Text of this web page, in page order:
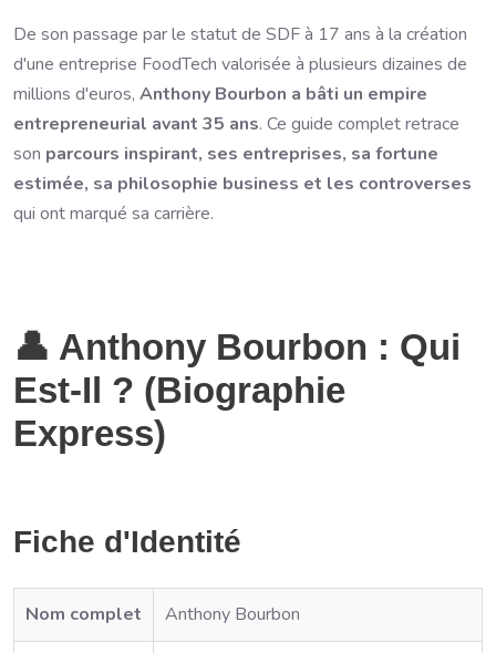
De son passage par le statut de SDF à 17 ans à la création
d'une entreprise FoodTech valorisée à plusieurs dizaines de
millions d'euros, Anthony Bourbon a bâti un empire
entrepreneurial avant 35 ans. Ce guide complet retrace
son parcours inspirant, ses entreprises, sa fortune
estimée, sa philosophie business et les controverses
qui ont marqué sa carrière.
👤 Anthony Bourbon : Qui
Est-Il ? (Biographie
Express)
Fiche d'Identité
Nom complet Anthony Bourbon